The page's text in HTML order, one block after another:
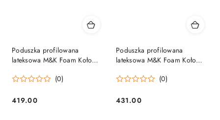
Poduszka profilowana
lateksowa M&K Foam Koło
(0)
Cena:
419.00
Poduszka profilowana
lateksowa M&K Foam Koło
(0)
Cena:
431.00